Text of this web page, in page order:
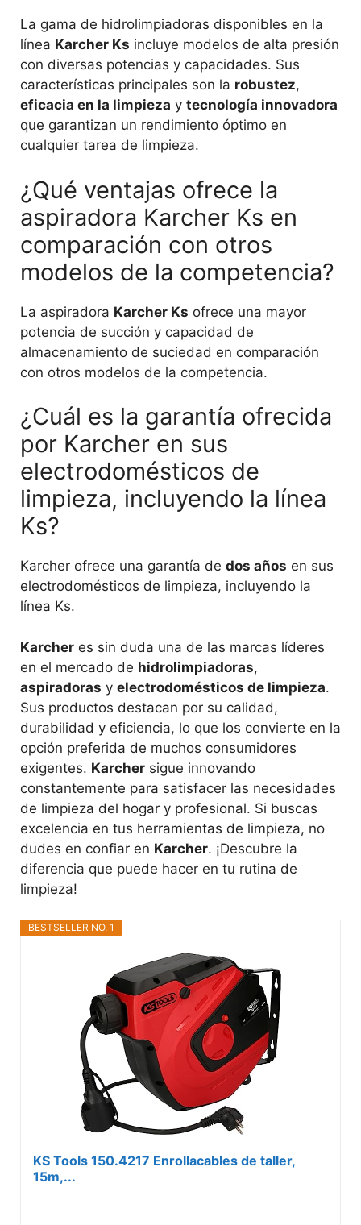
La gama de hidrolimpiadoras disponibles en la
línea Karcher Ks incluye modelos de alta presión
con diversas potencias y capacidades. Sus
características principales son la robustez,
eficacia en la limpieza y tecnología innovadora
que garantizan un rendimiento óptimo en
cualquier tarea de limpieza.
¿Qué ventajas ofrece la
aspiradora Karcher Ks en
comparación con otros
modelos de la competencia?
La aspiradora Karcher Ks ofrece una mayor
potencia de succión y capacidad de
almacenamiento de suciedad en comparación
con otros modelos de la competencia.
¿Cuál es la garantía ofrecida
por Karcher en sus
electrodomésticos de
limpieza, incluyendo la línea
Ks?
Karcher ofrece una garantía de dos años en sus
electrodomésticos de limpieza, incluyendo la
línea Ks.
Karcher es sin duda una de las marcas líderes
en el mercado de hidrolimpiadoras,
aspiradoras y electrodomésticos de limpieza.
Sus productos destacan por su calidad,
durabilidad y eficiencia, lo que los convierte en la
opción preferida de muchos consumidores
exigentes. Karcher sigue innovando
constantemente para satisfacer las necesidades
de limpieza del hogar y profesional. Si buscas
excelencia en tus herramientas de limpieza, no
dudes en confiar en Karcher. ¡Descubre la
diferencia que puede hacer en tu rutina de
limpieza!
BESTSELLER NO. 1
KS Tools 150.4217 Enrollacables de taller,
15m,...